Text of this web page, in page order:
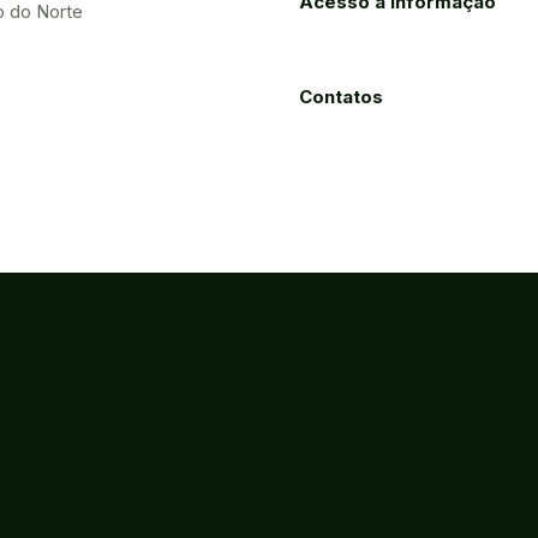
do Norte
Contatos